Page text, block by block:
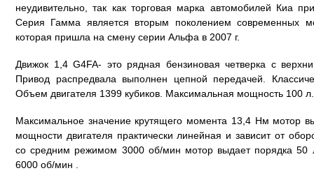
неудивительно, так как торговая марка автомобилей Киа
Серия Гамма является вторым поколением современных
которая пришла на смену серии Альфа в 2007 г.
Движок 1,4 G4FA- это рядная бензиновая четверка с
Привод распредвала выполнен цепной передачей.
Объем двигателя 1399 кубиков. Максимальная мощность 100
Максимальное значение крутящего момента 13,4 Нм мотор
мощности двигателя практически линейная и зависит от
со средним режимом 3000 об/мин мотор выдает порядка 50
6000 об/мин .